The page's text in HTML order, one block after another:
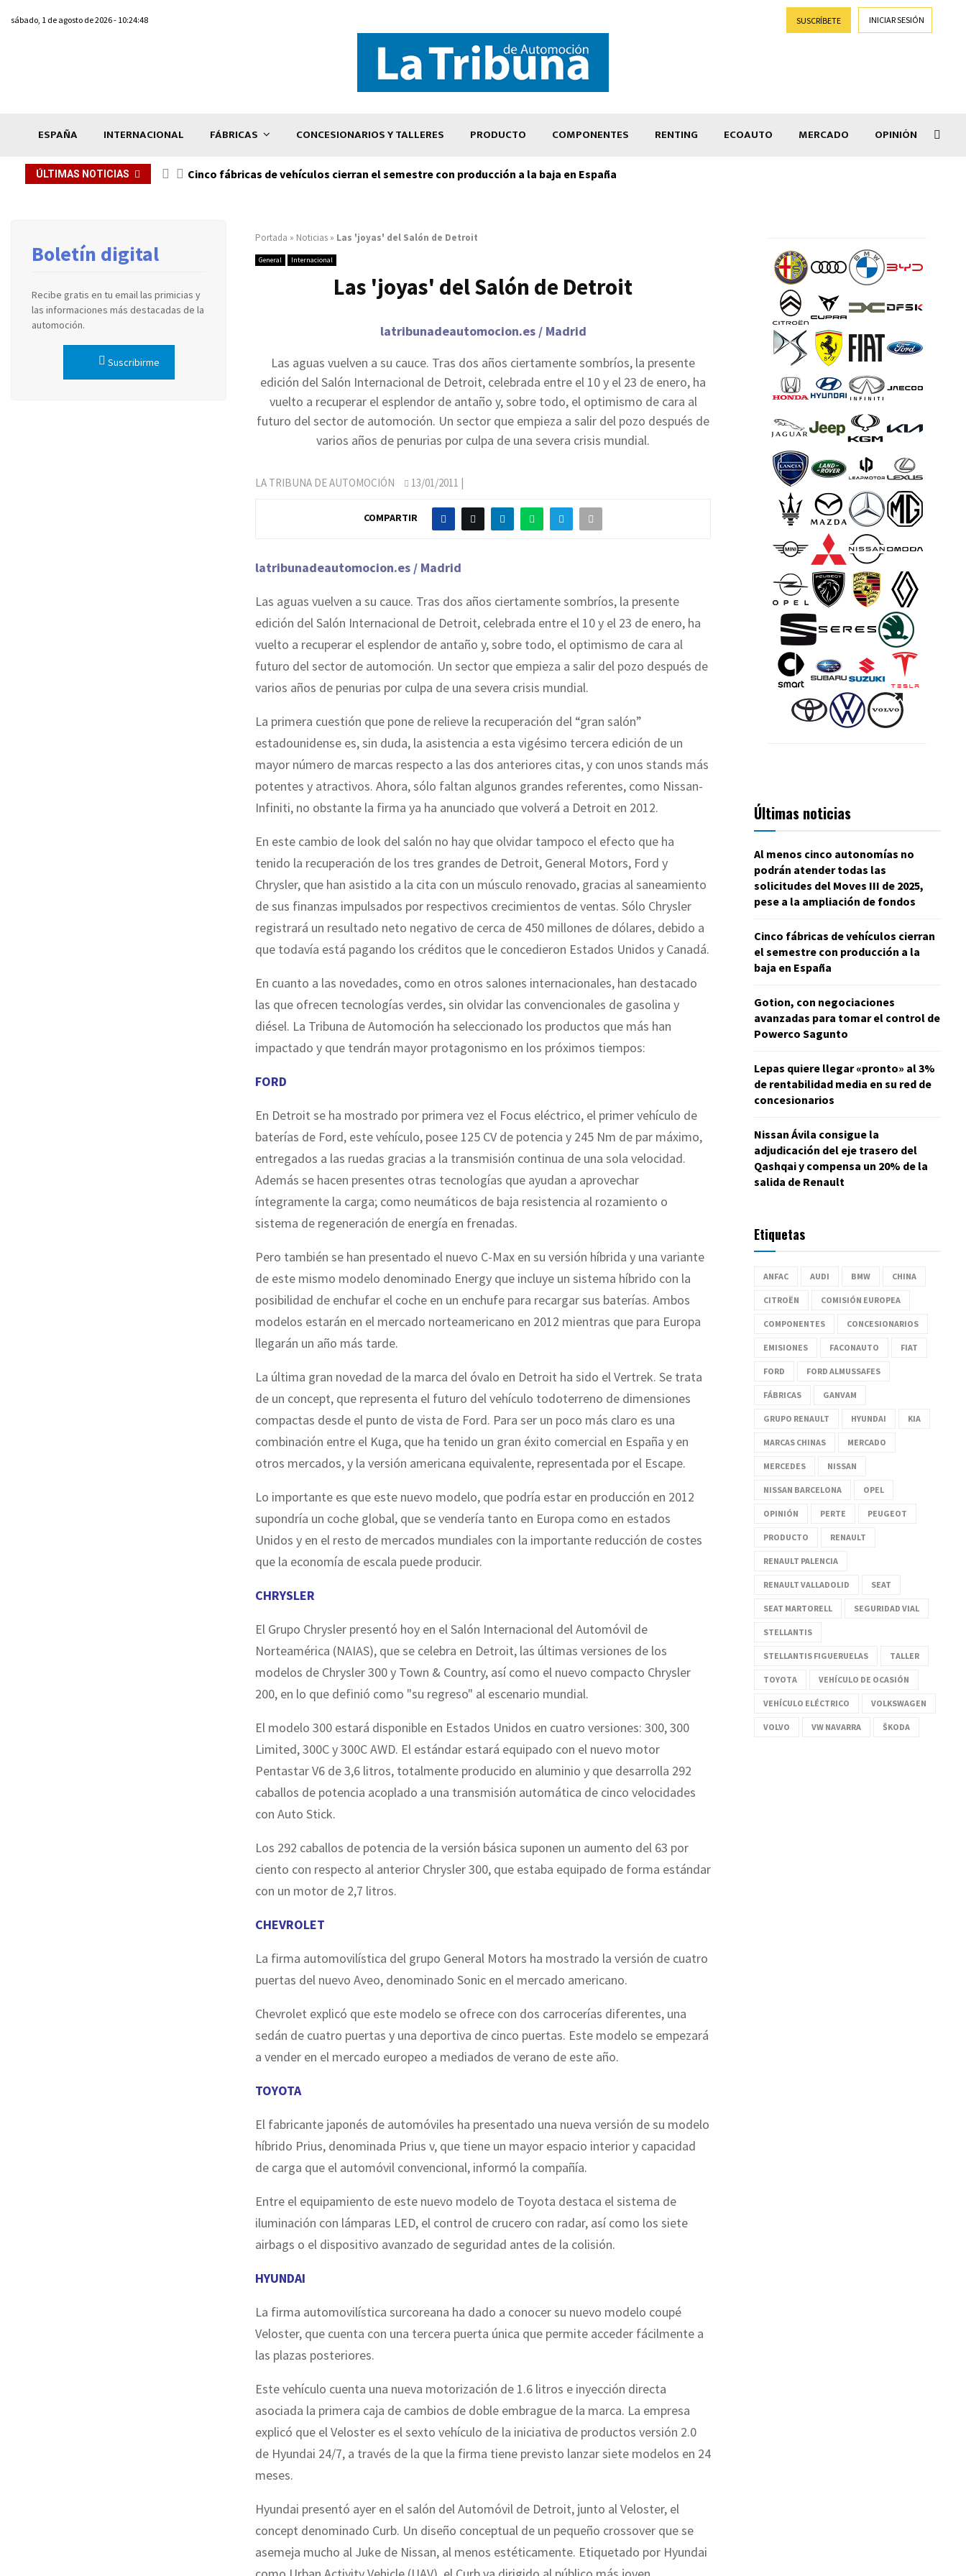
sábado, 1 de agosto de 2026 - 10:24:48 SUSCRÍBETE INICIAR SESIÓN
ESPAÑA INTERNACIONAL FÁBRICAS CONCESIONARIOS Y TALLERES PRODUCTO COMPONENTES RENTING ECOAUTO MERCADO OPINIÓN
ÚLTIMAS NOTICIAS Cinco fábricas de vehículos cierran el semestre con producción a la baja en España
Portada » Noticias » Las 'joyas' del Salón de Detroit
General Internacional
Las 'joyas' del Salón de Detroit
latribunadeautomocion.es / Madrid
Las aguas vuelven a su cauce. Tras dos años ciertamente sombríos, la presente
edición del Salón Internacional de Detroit, celebrada entre el 10 y el 23 de enero, ha
vuelto a recuperar el esplendor de antaño y, sobre todo, el optimismo de cara al
futuro del sector de automoción. Un sector que empieza a salir del pozo después de
varios años de penurias por culpa de una severa crisis mundial.
LA TRIBUNA DE AUTOMOCIÓN 13/01/2011 |
COMPARTIR
latribunadeautomocion.es / Madrid
Las aguas vuelven a su cauce. Tras dos años ciertamente sombríos, la presente
edición del Salón Internacional de Detroit, celebrada entre el 10 y el 23 de enero, ha
vuelto a recuperar el esplendor de antaño y, sobre todo, el optimismo de cara al
futuro del sector de automoción. Un sector que empieza a salir del pozo después de
varios años de penurias por culpa de una severa crisis mundial.
La primera cuestión que pone de relieve la recuperación del “gran salón”
estadounidense es, sin duda, la asistencia a esta vigésimo tercera edición de un
mayor número de marcas respecto a las dos anteriores citas, y con unos stands más
potentes y atractivos. Ahora, sólo faltan algunos grandes referentes, como Nissan-
Infiniti, no obstante la firma ya ha anunciado que volverá a Detroit en 2012.
En este cambio de look del salón no hay que olvidar tampoco el efecto que ha
tenido la recuperación de los tres grandes de Detroit, General Motors, Ford y
Chrysler, que han asistido a la cita con un músculo renovado, gracias al saneamiento
de sus finanzas impulsados por respectivos crecimientos de ventas. Sólo Chrysler
registrará un resultado neto negativo de cerca de 450 millones de dólares, debido a
que todavía está pagando los créditos que le concedieron Estados Unidos y Canadá.
En cuanto a las novedades, como en otros salones internacionales, han destacado
las que ofrecen tecnologías verdes, sin olvidar las convencionales de gasolina y
diésel. La Tribuna de Automoción ha seleccionado los productos que más han
impactado y que tendrán mayor protagonismo en los próximos tiempos:
FORD
En Detroit se ha mostrado por primera vez el Focus eléctrico, el primer vehículo de
baterías de Ford, este vehículo, posee 125 CV de potencia y 245 Nm de par máximo,
entregados a las ruedas gracias a la transmisión continua de una sola velocidad.
Además se hacen presentes otras tecnologías que ayudan a aprovechar
íntegramente la carga; como neumáticos de baja resistencia al rozamiento o
sistema de regeneración de energía en frenadas.
Pero también se han presentado el nuevo C-Max en su versión híbrida y una variante
de este mismo modelo denominado Energy que incluye un sistema híbrido con la
posibilidad de enchufar el coche en un enchufe para recargar sus baterías. Ambos
modelos estarán en el mercado norteamericano en 2012 mientras que para Europa
llegarán un año más tarde.
La última gran novedad de la marca del óvalo en Detroit ha sido el Vertrek. Se trata
de un concept, que representa el futuro del vehículo todoterreno de dimensiones
compactas desde el punto de vista de Ford. Para ser un poco más claro es una
combinación entre el Kuga, que ha tenido un gran éxito comercial en España y en
otros mercados, y la versión americana equivalente, representada por el Escape.
Lo importante es que este nuevo modelo, que podría estar en producción en 2012
supondría un coche global, que se vendería tanto en Europa como en estados
Unidos y en el resto de mercados mundiales con la importante reducción de costes
que la economía de escala puede producir.
CHRYSLER
El Grupo Chrysler presentó hoy en el Salón Internacional del Automóvil de
Norteamérica (NAIAS), que se celebra en Detroit, las últimas versiones de los
modelos de Chrysler 300 y Town & Country, así como el nuevo compacto Chrysler
200, en lo que definió como "su regreso" al escenario mundial.
El modelo 300 estará disponible en Estados Unidos en cuatro versiones: 300, 300
Limited, 300C y 300C AWD. El estándar estará equipado con el nuevo motor
Pentastar V6 de 3,6 litros, totalmente producido en aluminio y que desarrolla 292
caballos de potencia acoplado a una transmisión automática de cinco velocidades
con Auto Stick.
Los 292 caballos de potencia de la versión básica suponen un aumento del 63 por
ciento con respecto al anterior Chrysler 300, que estaba equipado de forma estándar
con un motor de 2,7 litros.
CHEVROLET
La firma automovilística del grupo General Motors ha mostrado la versión de cuatro
puertas del nuevo Aveo, denominado Sonic en el mercado americano.
Chevrolet explicó que este modelo se ofrece con dos carrocerías diferentes, una
sedán de cuatro puertas y una deportiva de cinco puertas. Este modelo se empezará
a vender en el mercado europeo a mediados de verano de este año.
TOYOTA
El fabricante japonés de automóviles ha presentado una nueva versión de su modelo
híbrido Prius, denominada Prius v, que tiene un mayor espacio interior y capacidad
de carga que el automóvil convencional, informó la compañía.
Entre el equipamiento de este nuevo modelo de Toyota destaca el sistema de
iluminación con lámparas LED, el control de crucero con radar, así como los siete
airbags o el dispositivo avanzado de seguridad antes de la colisión.
HYUNDAI
La firma automovilística surcoreana ha dado a conocer su nuevo modelo coupé
Veloster, que cuenta con una tercera puerta única que permite acceder fácilmente a
las plazas posteriores.
Este vehículo cuenta una nueva motorización de 1.6 litros e inyección directa
asociada la primera caja de cambios de doble embrague de la marca. La empresa
explicó que el Veloster es el sexto vehículo de la iniciativa de productos versión 2.0
de Hyundai 24/7, a través de la que la firma tiene previsto lanzar siete modelos en 24
meses.
Hyundai presentó ayer en el salón del Automóvil de Detroit, junto al Veloster, el
concept denominado Curb. Un diseño conceptual de un pequeño crossover que se
asemeja mucho al Juke de Nissan, al menos estéticamente. Etiquetado por Hyundai
Boletín digital
Recibe gratis en tu email las primicias y
las informaciones más destacadas de la
automoción.
Suscribirme
Últimas noticias
Al menos cinco autonomías no
podrán atender todas las
solicitudes del Moves III de 2025,
pese a la ampliación de fondos
Cinco fábricas de vehículos cierran
el semestre con producción a la
baja en España
Gotion, con negociaciones
avanzadas para tomar el control de
Powerco Sagunto
Lepas quiere llegar «pronto» al 3%
de rentabilidad media en su red de
concesionarios
Nissan Ávila consigue la
adjudicación del eje trasero del
Qashqai y compensa un 20% de la
salida de Renault
Etiquetas
ANFAC AUDI BMW CHINA
CITROËN COMISIÓN EUROPEA
COMPONENTES CONCESIONARIOS
EMISIONES FACONAUTO FIAT
FORD FORD ALMUSSAFES
FÁBRICAS GANVAM
GRUPO RENAULT HYUNDAI KIA
MARCAS CHINAS MERCADO
MERCEDES NISSAN
NISSAN BARCELONA OPEL
OPINIÓN PERTE PEUGEOT
PRODUCTO RENAULT
RENAULT PALENCIA
RENAULT VALLADOLID SEAT
SEAT MARTORELL SEGURIDAD VIAL
STELLANTIS
STELLANTIS FIGUERUELAS TALLER
TOYOTA VEHÍCULO DE OCASIÓN
VEHÍCULO ELÉCTRICO VOLKSWAGEN
VOLVO VW NAVARRA ŠKODA